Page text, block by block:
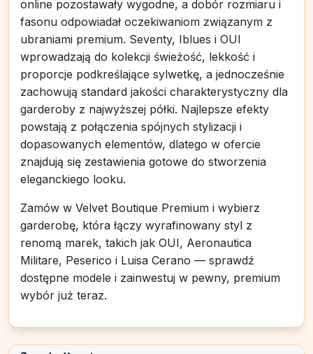
online pozostawały wygodne, a dobór rozmiaru i
fasonu odpowiadał oczekiwaniom związanym z
ubraniami premium. Seventy, Iblues i OUI
wprowadzają do kolekcji świeżość, lekkość i
proporcje podkreślające sylwetkę, a jednocześnie
zachowują standard jakości charakterystyczny dla
garderoby z najwyższej półki. Najlepsze efekty
powstają z połączenia spójnych stylizacji i
dopasowanych elementów, dlatego w ofercie
znajdują się zestawienia gotowe do stworzenia
eleganckiego looku.
Zamów w Velvet Boutique Premium i wybierz
garderobę, która łączy wyrafinowany styl z
renomą marek, takich jak OUI, Aeronautica
Militare, Peserico i Luisa Cerano — sprawdź
dostępne modele i zainwestuj w pewny, premium
wybór już teraz.